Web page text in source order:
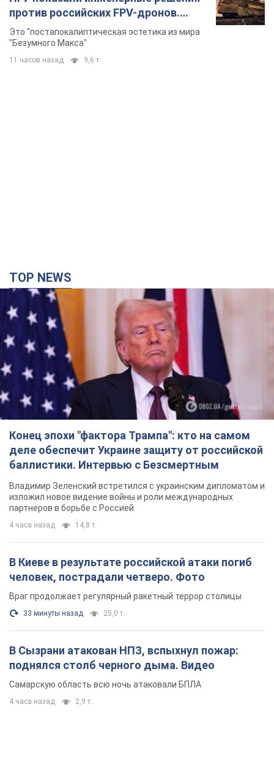
против российских FPV-дронов.
Фото
Это "постапокалиптическая эстетика из мира
"Безумного Макса"
11 часов назад 9,6 т.
TOP NEWS
Конец эпохи "фактора Трампа": кто на самом
деле обеспечит Украине защиту от российской
баллистики. Интервью с Безсмертным
Владимир Зеленский встретился с украинским дипломатом и
изложил новое видение войны и роли международных
партнеров в борьбе с Россией
4 часа назад 14,8 т.
В Киеве в результате российской атаки погиб
человек, пострадали четверо. Фото
Враг продолжает регулярный ракетный террор столицы
33 минуты назад 25,0 т.
В Сызрани атакован НПЗ, вспыхнул пожар:
поднялся столб черного дыма. Видео
Самарскую область всю ночь атаковали БПЛА
4 часа назад 2,9 т.